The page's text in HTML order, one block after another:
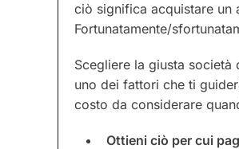
ciò significa acquistare un
Fortunatamente/
Scegliere la giusta
uno dei fattori che ti
costo da considerare
Ottieni ciò per cui